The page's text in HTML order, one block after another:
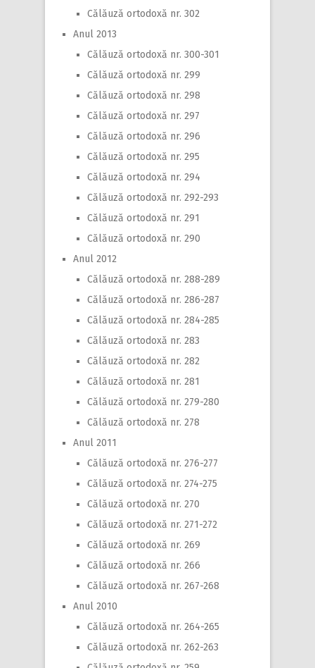
Călăuză ortodoxă nr. 302
Anul 2013
Călăuză ortodoxă nr. 300-301
Călăuză ortodoxă nr. 299
Călăuză ortodoxă nr. 298
Călăuză ortodoxă nr. 297
Călăuză ortodoxă nr. 296
Călăuză ortodoxă nr. 295
Călăuză ortodoxă nr. 294
Călăuză ortodoxă nr. 292-293
Călăuză ortodoxă nr. 291
Călăuză ortodoxă nr. 290
Anul 2012
Călăuză ortodoxă nr. 288-289
Călăuză ortodoxă nr. 286-287
Călăuză ortodoxă nr. 284-285
Călăuză ortodoxă nr. 283
Călăuză ortodoxă nr. 282
Călăuză ortodoxă nr. 281
Călăuză ortodoxă nr. 279-280
Călăuză ortodoxă nr. 278
Anul 2011
Călăuză ortodoxă nr. 276-277
Călăuză ortodoxă nr. 274-275
Călăuză ortodoxă nr. 270
Călăuză ortodoxă nr. 271-272
Călăuză ortodoxă nr. 269
Călăuză ortodoxă nr. 266
Călăuză ortodoxă nr. 267-268
Anul 2010
Călăuză ortodoxă nr. 264-265
Călăuză ortodoxă nr. 262-263